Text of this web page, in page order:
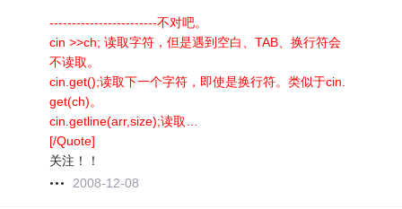
------------------------不对吧。
cin >>ch; 读取字符，但是遇到空白、TAB、换行符会
不读取。
cin.get();读取下一个字符，即使是换行符。类似于cin.
get(ch)。
cin.getline(arr,size);读取…
[/Quote]
关注！！
2008-12-08